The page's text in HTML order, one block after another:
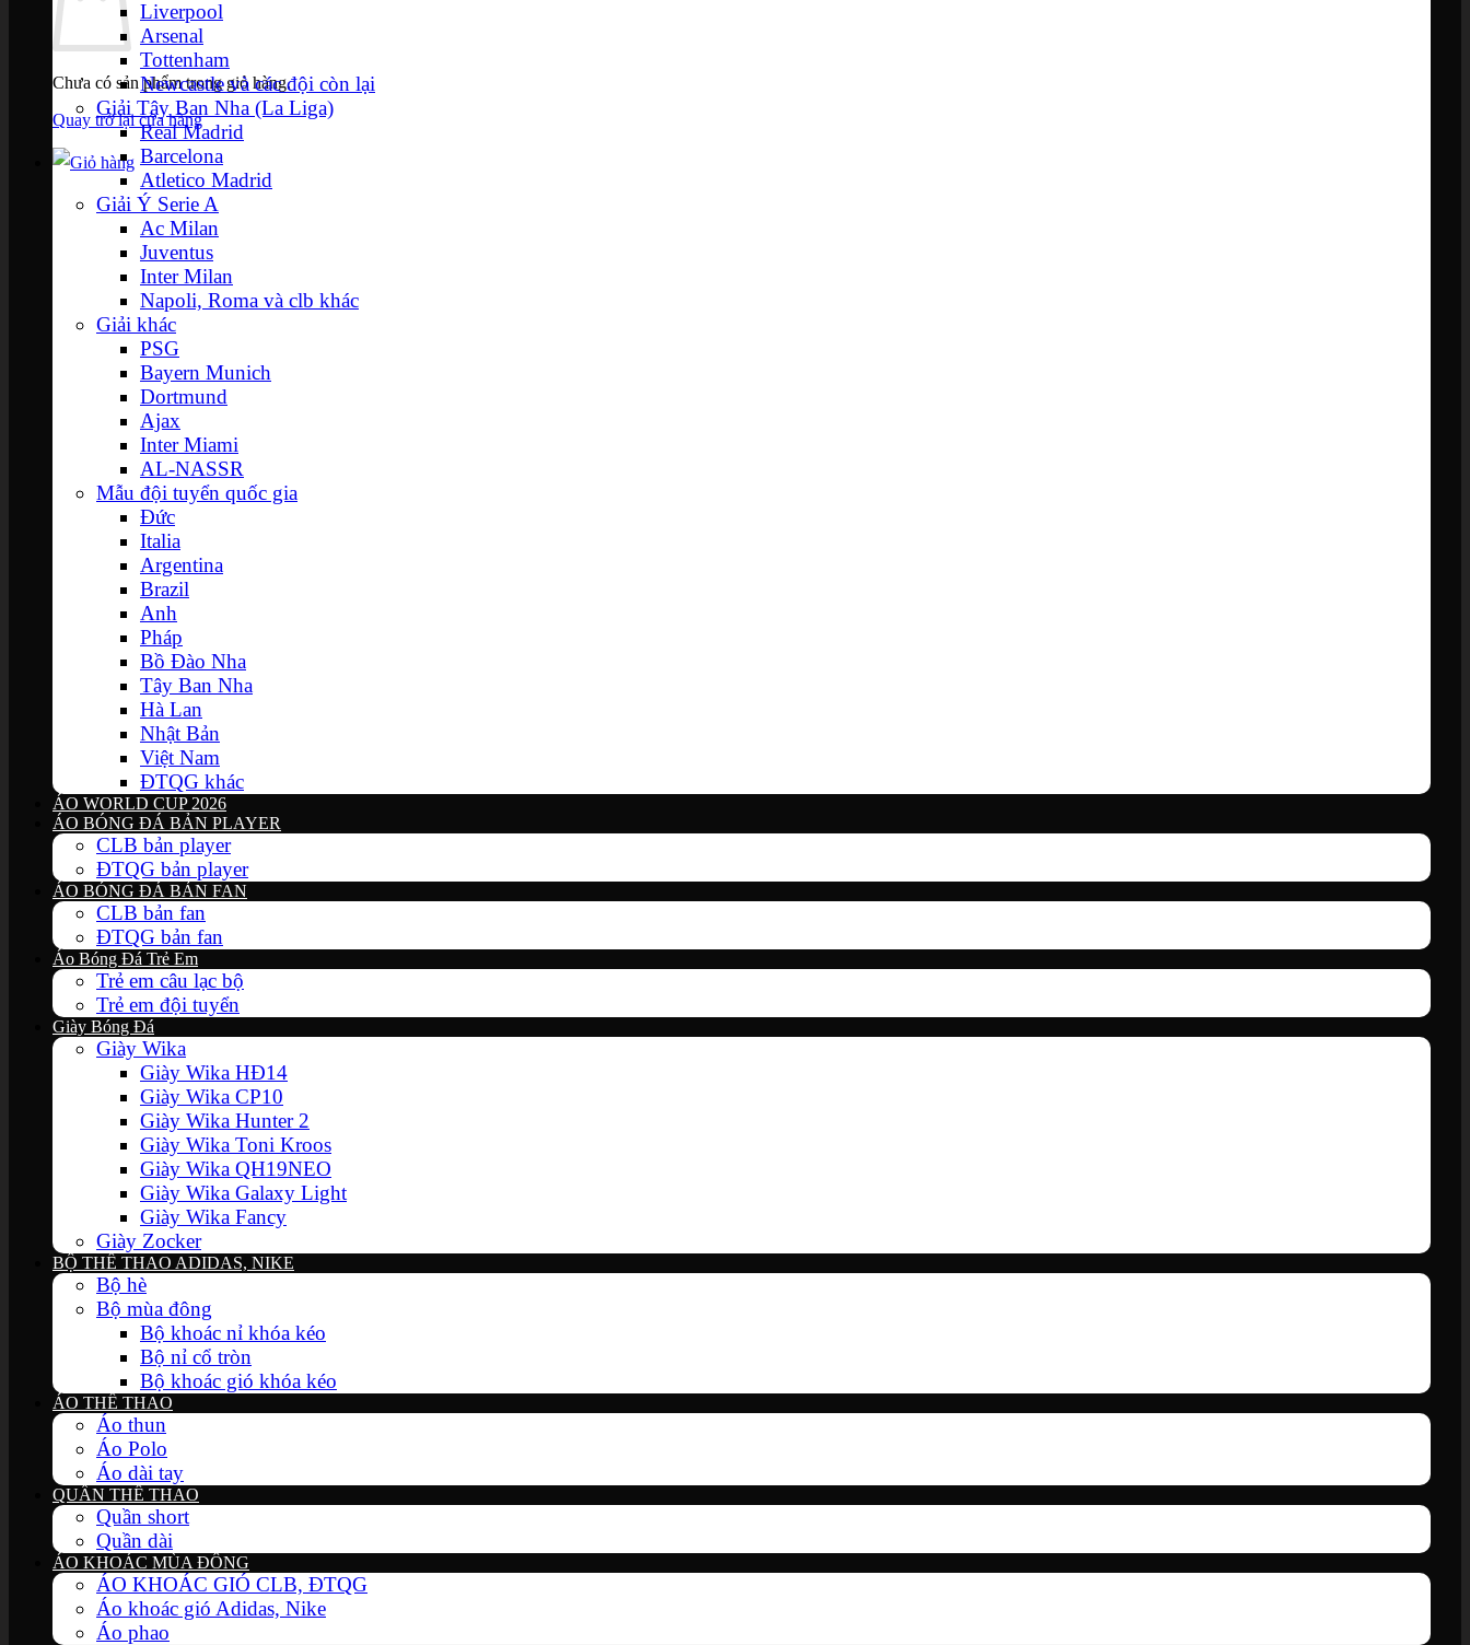
Chưa có sản phẩm trong giỏ hàng.
Quay trở lại cửa hàng
Liverpool
Arsenal
Tottenham
Newcastle và các đội còn lại
Giải Tây Ban Nha (La Liga)
Real Madrid
Barcelona
Atletico Madrid
Giải Ý Serie A
Ac Milan
Juventus
Inter Milan
Napoli, Roma và clb khác
Giải khác
PSG
Bayern Munich
Dortmund
Ajax
Inter Miami
AL-NASSR
Mẫu đội tuyển quốc gia
Đức
Italia
Argentina
Brazil
Anh
Pháp
Bồ Đào Nha
Tây Ban Nha
Hà Lan
Nhật Bản
Việt Nam
ĐTQG khác
ÁO WORLD CUP 2026
ÁO BÓNG ĐÁ BẢN PLAYER
CLB bản player
ĐTQG bản player
ÁO BÓNG ĐÁ BẢN FAN
CLB bản fan
ĐTQG bản fan
Áo Bóng Đá Trẻ Em
Trẻ em câu lạc bộ
Trẻ em đội tuyển
Giày Bóng Đá
Giày Wika
Giày Wika HĐ14
Giày Wika CP10
Giày Wika Hunter 2
Giày Wika Toni Kroos
Giày Wika QH19NEO
Giày Wika Galaxy Light
Giày Wika Fancy
Giày Zocker
BỘ THỂ THAO ADIDAS, NIKE
Bộ hè
Bộ mùa đông
Bộ khoác nỉ khóa kéo
Bộ nỉ cổ tròn
Bộ khoác gió khóa kéo
ÁO THỂ THAO
Áo thun
Áo Polo
Áo dài tay
QUẦN THỂ THAO
Quần short
Quần dài
ÁO KHOÁC MÙA ĐÔNG
ÁO KHOÁC GIÓ CLB, ĐTQG
Áo khoác gió Adidas, Nike
Áo phao